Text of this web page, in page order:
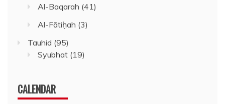
Al-Baqarah (41)
Al-Fātiḥah (3)
Tauhid (95)
Syubhat (19)
CALENDAR